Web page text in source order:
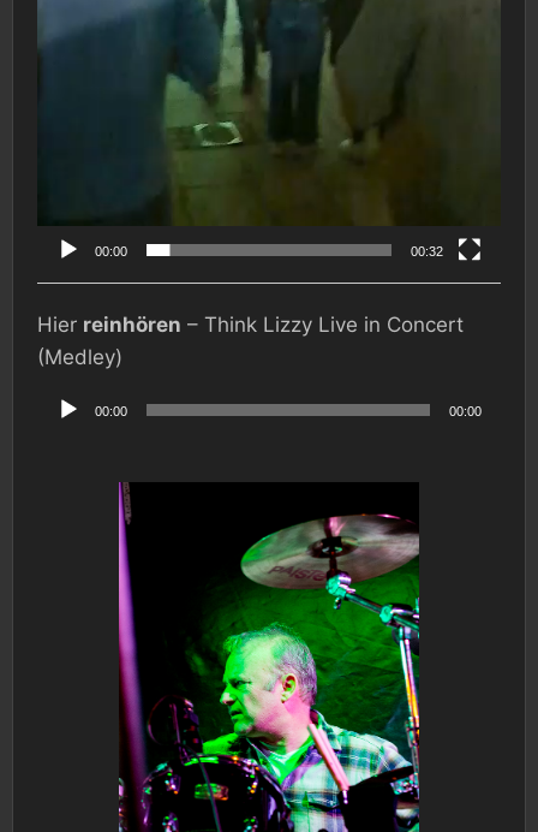
00:00 00:32
Hier reinhören – Think Lizzy Live in Concert
(Medley)
Player
00:00 00:00